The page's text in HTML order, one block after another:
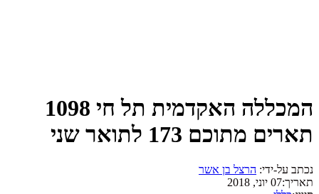
המכללה האקדמית תל חי 1098
תארים מתוכם 173 לתואר שני
נכתב על-ידי: הרצל בן אשר
תאריך:07 יוני, 2018